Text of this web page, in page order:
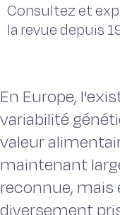
Consultez et
la revue depuis
En Europe,
variabilité
valeur
maintenant
reconnue, mais